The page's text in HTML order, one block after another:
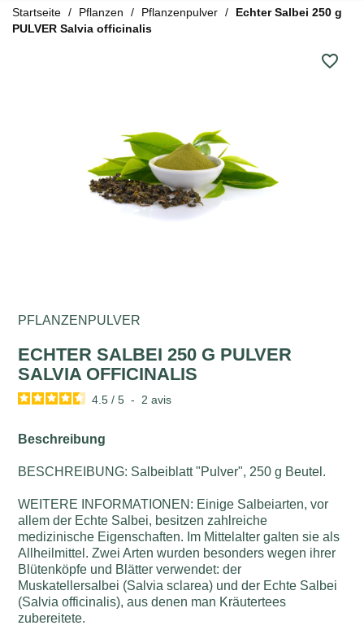
Startseite Pflanzen Pflanzenpulver
Echter Salbei 250 g
PULVER Salvia officinalis
favorite_border
PFLANZENPULVER
ECHTER SALBEI 250 G PULVER
SALVIA OFFICINALIS
4.5 / 5 - 2avis
Beschreibung
BESCHREIBUNG: Salbeiblatt "Pulver", 250 g Beutel.
WEITERE INFORMATIONEN: Einige Salbeiarten, vor
allem der Echte Salbei, besitzen zahlreiche
medizinische Eigenschaften. Im Mittelalter galten sie als
Allheilmittel. Zwei Arten wurden besonders wegen ihrer
Blütenköpfe und Blätter verwendet: der
Muskatellersalbei (Salvia sclarea) und der Echte Salbei
(Salvia officinalis), aus denen man Kräutertees
zubereitete.